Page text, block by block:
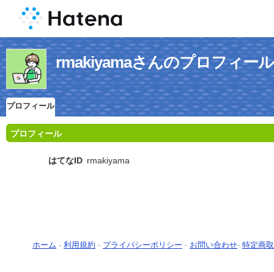
rmakiyamaさんのプロフィール
プロフィール
プロフィール
はてなID rmakiyama
ホーム - 利用規約 - プライバシーポリシー - お問い合わせ- 特定商